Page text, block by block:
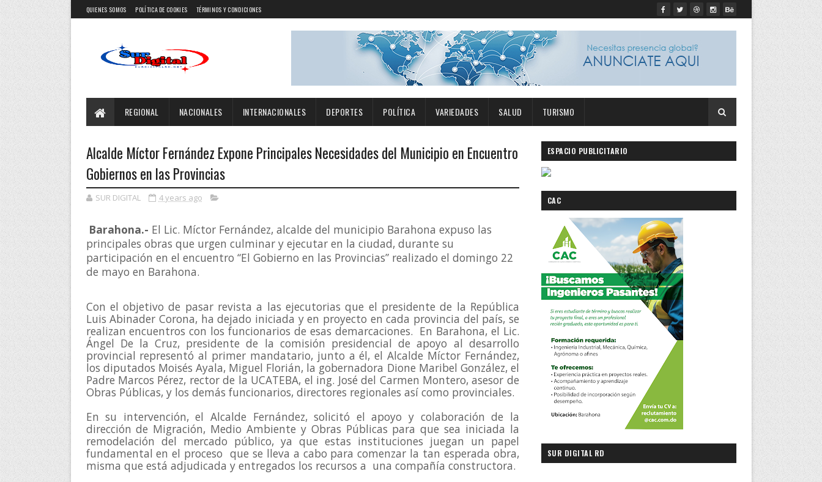
QUIENES SOMOS POLÍTICA DE COOKIES TÉRMINOS Y CONDICIONES
REGIONAL NACIONALES INTERNACIONALES DEPORTES POLÍTICA VARIEDADES SALUD TURISMO
Alcalde Míctor Fernández Expone Principales Necesidades del Municipio en Encuentro
Gobiernos en las Provincias
SUR DIGITAL 4 years ago
Barahona.- El Lic. Míctor Fernández, alcalde del municipio Barahona expuso las
principales obras que urgen culminar y ejecutar en la ciudad, durante su
participación en el encuentro “El Gobierno en las Provincias” realizado el domingo 22
de mayo en Barahona.
Con el objetivo de pasar revista a las ejecutorias que el presidente de la República
Luis Abinader Corona, ha dejado iniciada y en proyecto en cada provincia del país, se
realizan encuentros con los funcionarios de esas demarcaciones.  En Barahona, el Lic.
Ángel De la Cruz, presidente de la comisión presidencial de apoyo al desarrollo
provincial representó al primer mandatario, junto a él, el Alcalde Míctor Fernández,
los diputados Moisés Ayala, Miguel Florián, la gobernadora Dione Maribel González, el
Padre Marcos Pérez, rector de la UCATEBA, el ing. José del Carmen Montero, asesor de
Obras Públicas, y los demás funcionarios, directores regionales así como provinciales.
En su intervención, el Alcalde Fernández, solicitó el apoyo y colaboración de la
dirección de Migración, Medio Ambiente y Obras Públicas para que sea iniciada la
remodelación del mercado público, ya que estas instituciones juegan un papel
fundamental en el proceso  que se lleva a cabo para comenzar la tan esperada obra,
misma que está adjudicada y entregados los recursos a  una compañía constructora.
ESPACIO PUBLICITARIO
CAC
SUR DIGITAL RD